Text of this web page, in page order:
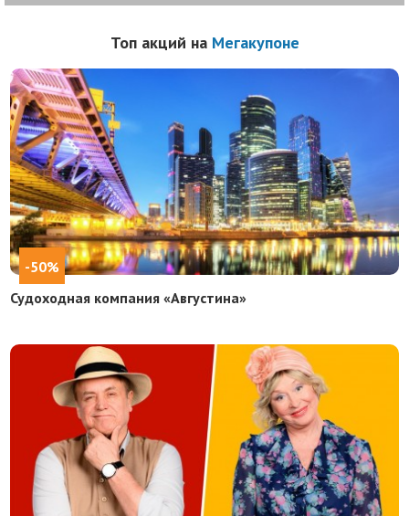
Топ акций на Мегакупоне
-50%
Судоходная компания «Августина»